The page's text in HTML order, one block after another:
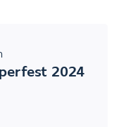
2024